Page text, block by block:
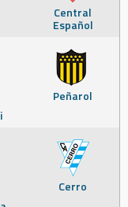
Central
Español
Peñarol
Cerro